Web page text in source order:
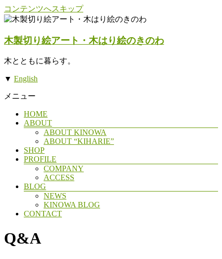
コンテンツへスキップ
木製切り絵アート・木はり絵のきのわ
木とともに暮らす。
▼ English
メニュー
HOME
ABOUT
ABOUT KINOWA
ABOUT “KIHARIE”
SHOP
PROFILE
COMPANY
ACCESS
BLOG
NEWS
KINOWA BLOG
CONTACT
Q&A